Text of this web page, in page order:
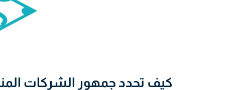
كيف تحدد جمهور الشركات